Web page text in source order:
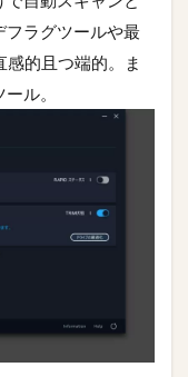
フラグツールや最
的且つ端的。ま
ル。